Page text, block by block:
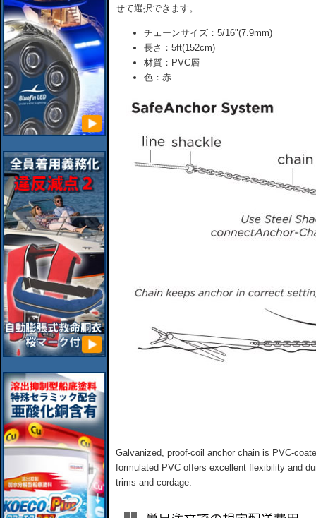
せて選択できます。
チェーンサイズ：5/16"(7.9mm)
長さ：5ft(152cm)
材質：PVC層
色：赤
Galvanized, proof-coil anchor chain is PVC-
formulated PVC offers excellent flexibility and
trims and cordage.